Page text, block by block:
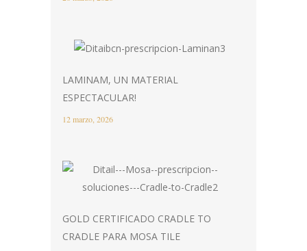
LAMINAM, UN MATERIAL
ESPECTACULAR!
12 marzo, 2026
GOLD CERTIFICADO CRADLE TO
CRADLE PARA MOSA TILE